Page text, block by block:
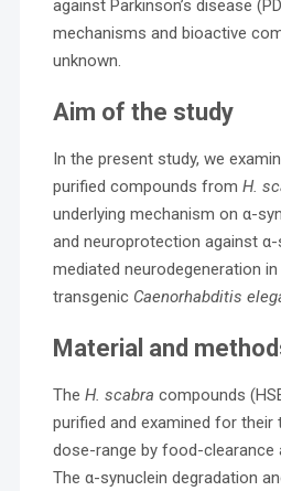
against Parkinson’s disease
mechanisms and bioactive
unknown.
Aim of the study
In the present study, we
purified compounds from H.
underlying mechanism on α-
and neuroprotection against
mediated neurodegeneration in
transgenic Caenorhabditis
Material and
The H. scabra compounds
purified and examined for their
dose-range by food-clearance
The α-synuclein degradation